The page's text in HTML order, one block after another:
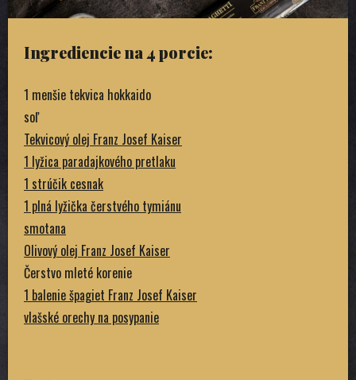
Ingrediencie na 4 porcie:
1 menšie tekvica hokkaido
soľ
Tekvicový olej Franz Josef Kaiser
1 lyžica paradajkového pretlaku
1 strúčik cesnak
1 plná lyžička čerstvého tymiánu
smotana
Olivový olej Franz Josef Kaiser
Čerstvo mleté korenie
1 balenie špagiet Franz Josef Kaiser
vlašské orechy na posypanie